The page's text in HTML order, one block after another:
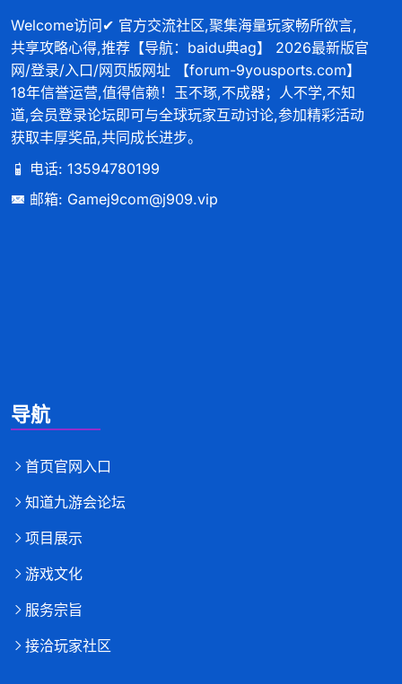
Welcome访问✔ 官方交流社区,聚集海量玩家畅所欲言,
共享攻略心得,推荐【导航：baidu典ag】 2026最新版官
网/登录/入口/网页版网址 【forum-9yousports.com】
18年信誉运营,值得信赖！玉不琢,不成器；人不学,不知
道,会员登录论坛即可与全球玩家互动讨论,参加精彩活动
获取丰厚奖品,共同成长进步。
电话: 13594780199
邮箱: Gamej9com@j909.vip
导航
首页官网入口
知道九游会论坛
项目展示
游戏文化
服务宗旨
接洽玩家社区